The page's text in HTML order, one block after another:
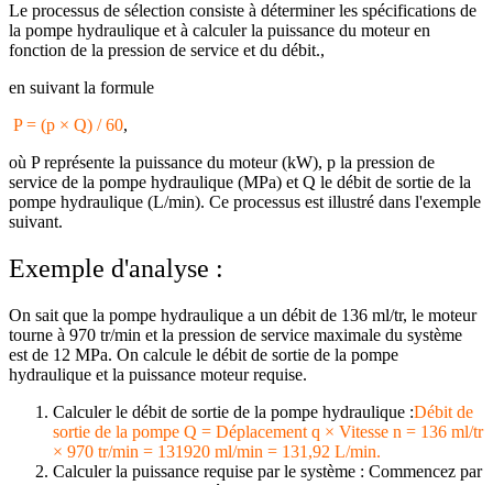
Le processus de sélection consiste à déterminer les spécifications de
la pompe hydraulique et à calculer la puissance du moteur en
fonction de la pression de service et du débit.,
en suivant la formule
P = (p × Q) / 60,
où P représente la puissance du moteur (kW), p la pression de
service de la pompe hydraulique (MPa) et Q le débit de sortie de la
pompe hydraulique (L/min). Ce processus est illustré dans l'exemple
suivant.
Exemple d'analyse :
On sait que la pompe hydraulique a un débit de 136 ml/tr, le moteur
tourne à 970 tr/min et la pression de service maximale du système
est de 12 MPa. On calcule le débit de sortie de la pompe
hydraulique et la puissance moteur requise.
Calculer le débit de sortie de la pompe hydraulique :Débit de
sortie de la pompe Q = Déplacement q × Vitesse n = 136 ml/tr
× 970 tr/min = 131920 ml/min = 131,92 L/min.
Calculer la puissance requise par le système : Commencez par